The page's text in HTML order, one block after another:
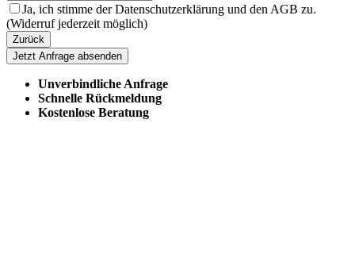
Ja, ich stimme der Datenschutzerklärung und den AGB zu.
(Widerruf jederzeit möglich)
Zurück
Jetzt Anfrage absenden
Unverbindliche Anfrage
Schnelle Rückmeldung
Kostenlose Beratung